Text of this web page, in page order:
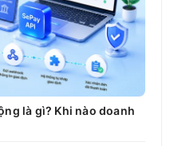
là gì? Khi nào doanh